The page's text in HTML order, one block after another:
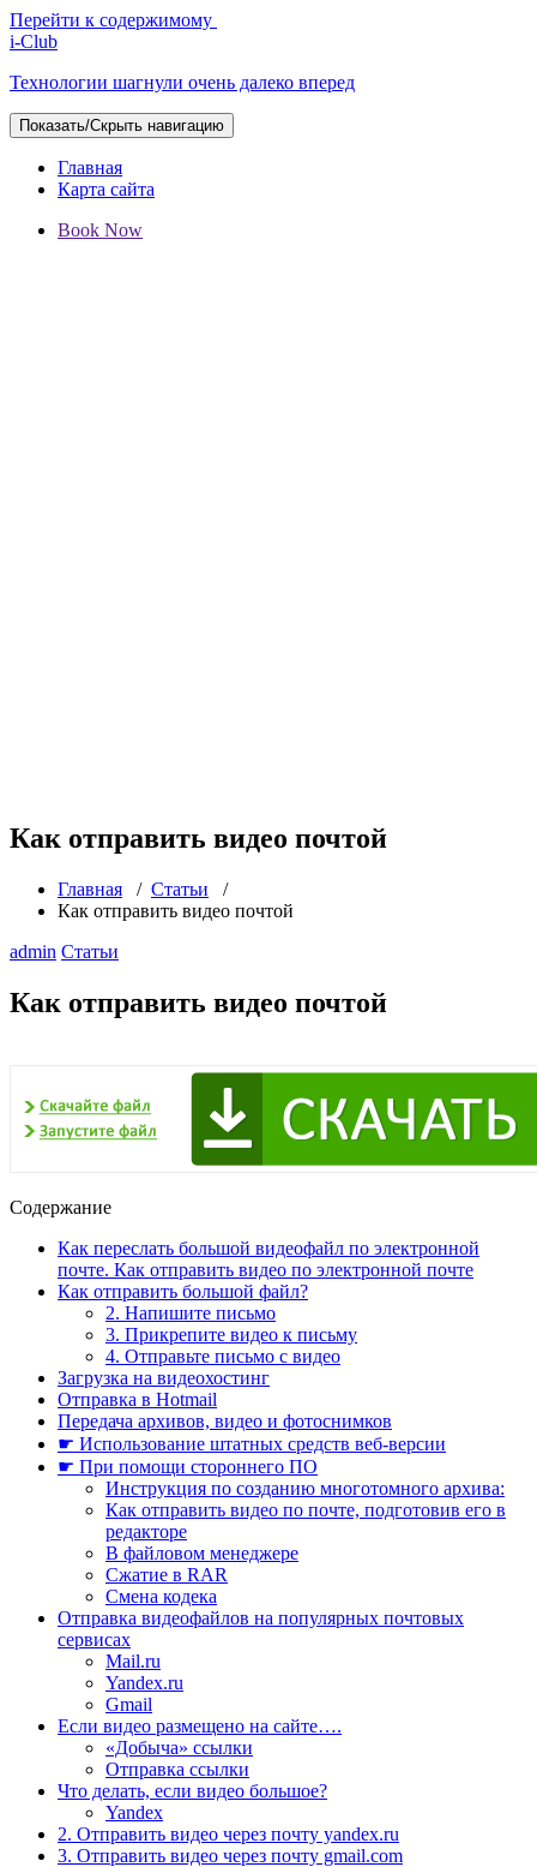
Перейти к содержимому
i-Club
Технологии шагнули очень далеко вперед
Показать/Скрыть навигацию
Главная
Карта сайта
Book Now
Как отправить видео почтой
Главная / Статьи /
Как отправить видео почтой
admin Статьи
Как отправить видео почтой
Содержание
Как переслать большой видеофайл по электронной
почте. Как отправить видео по электронной почте
Как отправить большой файл?
2. Напишите письмо
3. Прикрепите видео к письму
4. Отправьте письмо с видео
Загрузка на видеохостинг
Отправка в Hotmail
Передача архивов, видео и фотоснимков
☛ Использование штатных средств веб-версии
☛ При помощи стороннего ПО
Инструкция по созданию многотомного архива:
Как отправить видео по почте, подготовив его в
редакторе
В файловом менеджере
Сжатие в RAR
Смена кодека
Отправка видеофайлов на популярных почтовых
сервисах
Mail.ru
Yandex.ru
Gmail
Если видео размещено на сайте….
«Добыча» ссылки
Отправка ссылки
Что делать, если видео большое?
Yandex
2. Отправить видео через почту yandex.ru
3. Отправить видео через почту gmail.com